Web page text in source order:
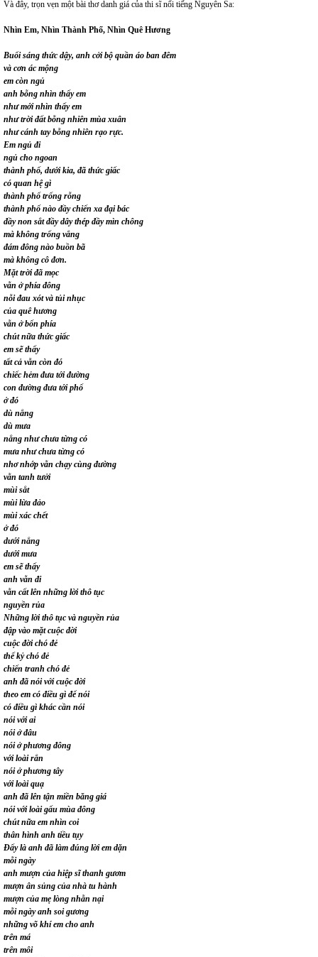
Và đây, trọn vẹn một bài thơ danh giá của thi sĩ nổi tiếng Nguyên Sa:
Nhìn Em, Nhìn Thành Phố, Nhìn Quê Hương
Buổi sáng thức dậy, anh cởi bộ quần áo ban đêm
và cơn ác mộng
em còn ngủ
anh bỗng nhìn thấy em
như mới nhìn thấy em
như trời đất bỗng nhiên mùa xuân
như cánh tay bỗng nhiên rạo rực.
Em ngủ đi
ngủ cho ngoan
thành phố, dưới kia, đã thức giấc
có quan hệ gì
thành phố trống rỗng
thành phố nào đầy chiến xa đại bác
đầy non sắt đầy dây thép đầy mìn chông
mà không trống vắng
đám đông nào buồn bã
mà không cô đơn.
Mặt trời đã mọc
vẫn ở phía đông
nỗi đau xót và tủi nhục
của quê hương
vẫn ở bốn phía
chút nữa thức giấc
em sẽ thấy
tất cả vẫn còn đó
chiếc hẻm đưa tới đường
con đường đưa tới phố
ở đó
dù nắng
dù mưa
nắng như chưa từng có
mưa như chưa từng có
nhơ nhớp vẫn chạy cùng đường
vẫn tanh tưởi
mùi sắt
mùi lừa đảo
mùi xác chết
ở đó
dưới nắng
dưới mưa
em sẽ thấy
anh vẫn đi
vẫn cất lên những lời thô tục
nguyền rủa
Những lời thô tục và nguyền rủa
đập vào mặt cuộc đời
cuộc đời chó đẻ
thế kỷ chó đẻ
chiến tranh chó đẻ
anh đã nói với cuộc đời
theo em có điều gì để nói
có điều gì khác cần nói
nói với ai
nói ở đâu
nói ở phương đông
với loài rắn
nói ở phương tây
với loài quạ
anh đã lên tận miền băng giá
nói với loài gấu mùa đông
chút nữa em nhìn coi
thân hình anh tiều tụy
Đấy là anh đã làm đúng lời em dặn
mỗi ngày
anh mượn của hiệp sĩ thanh gươm
mượn ân sủng của nhà tu hành
mượn của mẹ lòng nhẫn nại
mỗi ngày anh soi gương
những võ khí em cho anh
trên má
trên môi